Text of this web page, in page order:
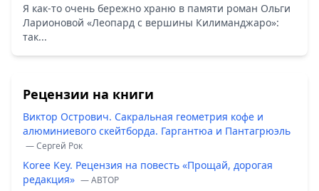
Я как-то очень бережно храню в памяти роман Ольги
Ларионовой «Леопард с вершины Килиманджаро»:
так...
Рецензии на книги
Виктор Острович. Сакральная геометрия кофе и
алюминиевого скейтборда. Гаргантюа и Пантагрюэль
— Сергей Рок
Koree Key. Рецензия на повесть «Прощай, дорогая
редакция» — ABTOP